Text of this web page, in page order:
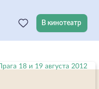
В кинотеатр